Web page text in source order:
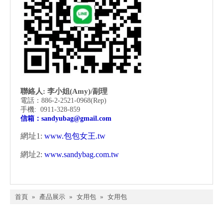
聯絡人: 李小姐(Amy)/副理
電話：886-2-2521-0968(Rep)
手機: 0911-328-859
信箱： sandyubag@gmail.com
網址1: www.包包女王.tw
網址2: www.sandybag.com.tw
首頁 » 產品展示 » 女用包 » 女用包